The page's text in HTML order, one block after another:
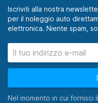
Iscriviti alla nostra
per il noleggio auto
elettronica. Niente spam,
Nel momento in cui fornisci